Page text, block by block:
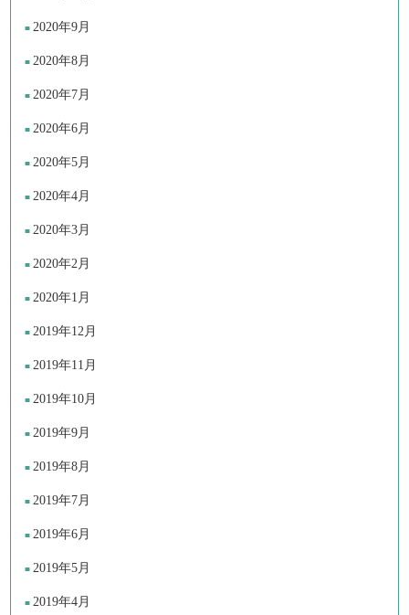
2020年9月
2020年8月
2020年7月
2020年6月
2020年5月
2020年4月
2020年3月
2020年2月
2020年1月
2019年12月
2019年11月
2019年10月
2019年9月
2019年8月
2019年7月
2019年6月
2019年5月
2019年4月